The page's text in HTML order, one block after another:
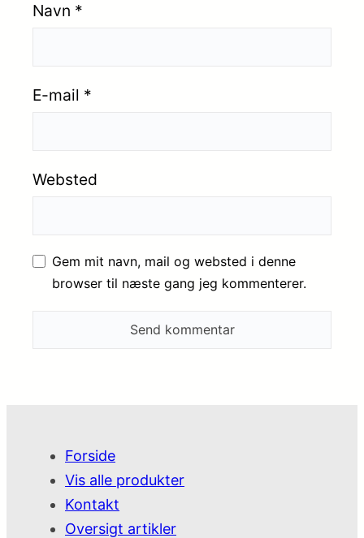
Navn *
E-mail *
Websted
Gem mit navn, mail og websted i denne
browser til næste gang jeg kommenterer.
Forside
Vis alle produkter
Kontakt
Oversigt artikler